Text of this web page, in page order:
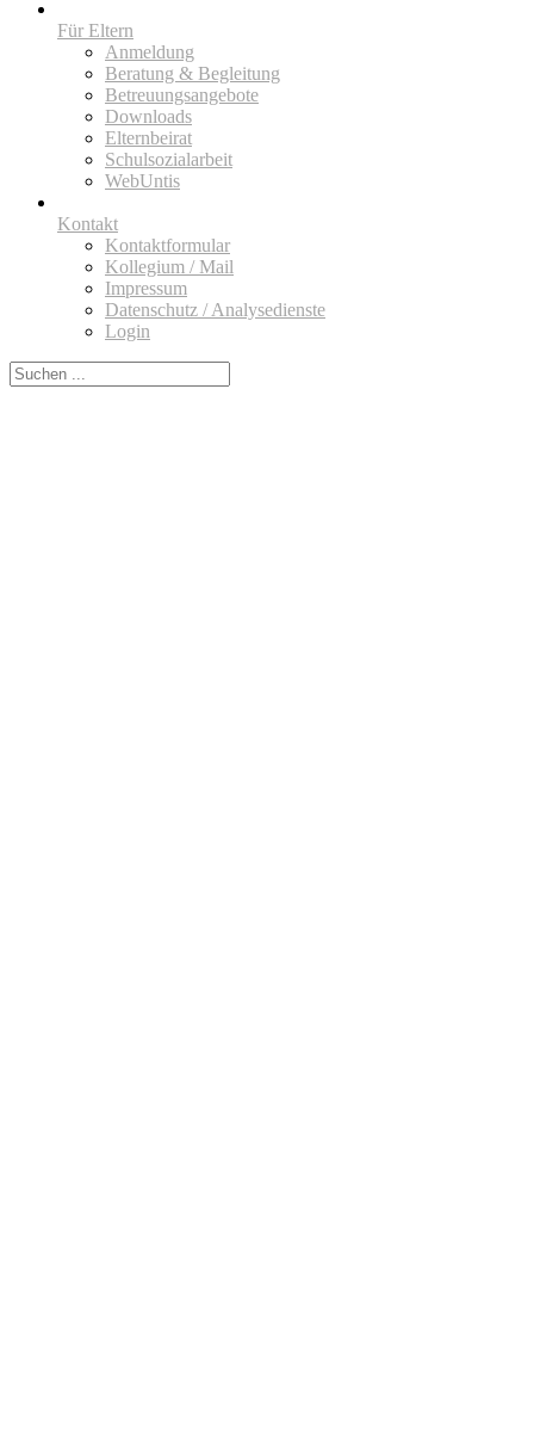
Für Eltern
Anmeldung
Beratung & Begleitung
Betreuungsangebote
Downloads
Elternbeirat
Schulsozialarbeit
WebUntis
Kontakt
Kontaktformular
Kollegium / Mail
Impressum
Datenschutz / Analysedienste
Login